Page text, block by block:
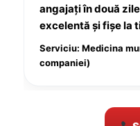
angajați în două
excelentă și fișe la
Serviciu: Medicina
companiei)